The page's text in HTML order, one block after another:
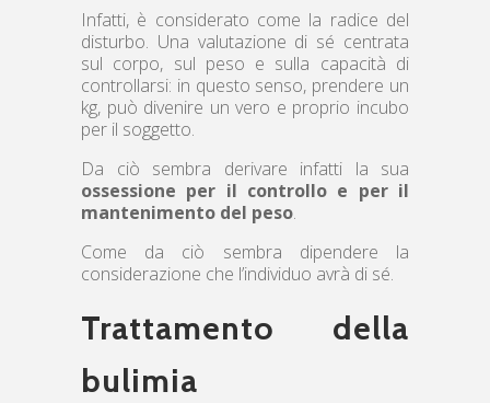
Infatti, è considerato come la radice del
disturbo. Una valutazione di sé centrata
sul corpo, sul peso e sulla capacità di
controllarsi: in questo senso, prendere un
kg, può divenire un vero e proprio incubo
per il soggetto.
Da ciò sembra derivare infatti la sua
ossessione per il controllo e per il
mantenimento del peso.
Come da ciò sembra dipendere la
considerazione che l’individuo avrà di sé.
Trattamento della
bulimia